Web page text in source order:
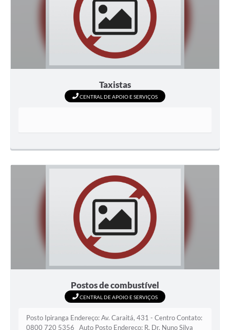
Taxistas
CENTRAL DE APOIO E SERVIÇOS
Postos de combustível
CENTRAL DE APOIO E SERVIÇOS
Posto Ipiranga Endereço: Av. Caraitá, 431 - Centro Contato:
0800 720 5356 Auto Posto Endereço: R. Dr. Nuno Silva